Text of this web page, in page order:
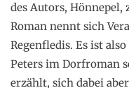
des Autors,
Roman nennt sich
Regenfledis. Es ist
Peters im Dorfroman
erzählt, sich dabei